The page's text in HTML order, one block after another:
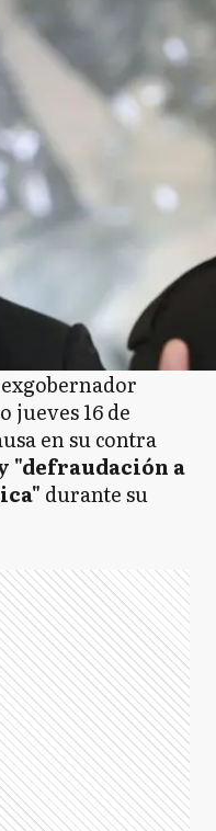
jueves 16 de
en su contra
"defraudación a
durante su